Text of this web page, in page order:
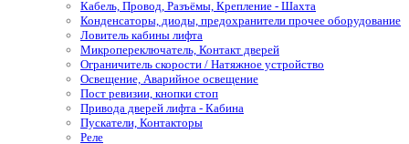
Кабель, Провод, Разъёмы, Крепление - Шахта
Конденсаторы, диоды, предохранители прочее оборудование
Ловитель кабины лифта
Микропереключатель, Контакт дверей
Ограничитель скорости / Натяжное устройство
Освещение, Аварийное освещение
Пост ревизии, кнопки стоп
Привода дверей лифта - Кабина
Пускатели, Контакторы
Реле